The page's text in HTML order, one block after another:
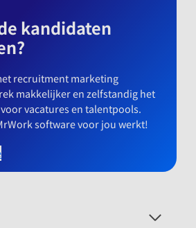
kandidaten
recruitment marketing
makkelijker en zelfstandig het
vacatures en talentpools.
software voor jou werkt!